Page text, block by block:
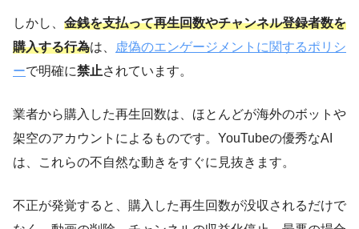
しかし、 金銭を支払って再生回数やチャンネル登録者数を
購入する行為は、
虚偽のエンゲージメントに関するポリシ
ーで明確に禁止されています。
業者から購入した再生回数は、ほとんどが海外のボットや
架空のアカウントによるものです。YouTubeの優秀なAI
は、これらの不自然な動きをすぐに見抜きます。
不正が発覚すると、購入した再生回数が没収されるだけで